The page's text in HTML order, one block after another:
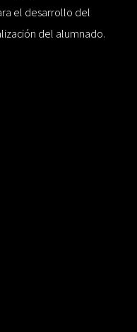
el desarrollo del
del alumnado.